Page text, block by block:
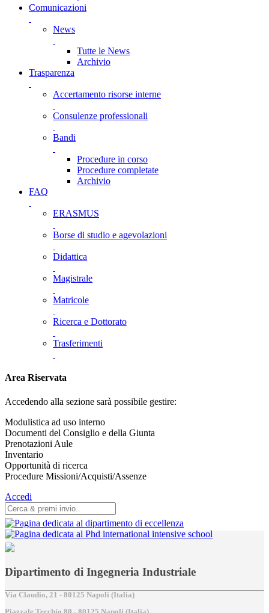
Comunicazioni
News
Tutte le News
Archivio
Trasparenza
Accertamento risorse interne
Consulenze professionali
Bandi
Procedure in corso
Procedure completate
Archivio
FAQ
ERASMUS
Borse di studio e agevolazioni
Didattica
Magistrale
Matricole
Ricerca e Dottorato
Trasferimenti
Area Riservata
Accedendo alla sezione sarà possibile gestire:
Modulistica ad uso interno
Documenti del Consiglio e della Giunta
Prenotazioni Aule
Inventario
Opportunità di ricerca
Procedure Missioni/Acquisti/Assenze
Accedi
Dipartimento di Ingegneria Industriale
Via Claudio, 21 - 80125 Napoli (Italia)